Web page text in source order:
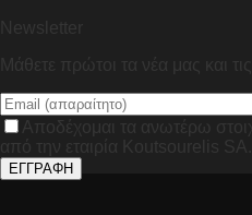
Newsletter
Μάθετε πρώτοι τα νέα μας και
Αποδέχομαι τα ανωτέρω
από την εταιρία Koutsourelis SA.